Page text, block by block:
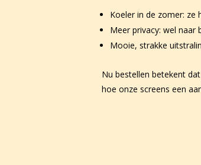
Koeler in de zomer: ze
Meer privacy: wel naar
Mooie, strakke
Nu bestellen betekent
hoe onze screens een